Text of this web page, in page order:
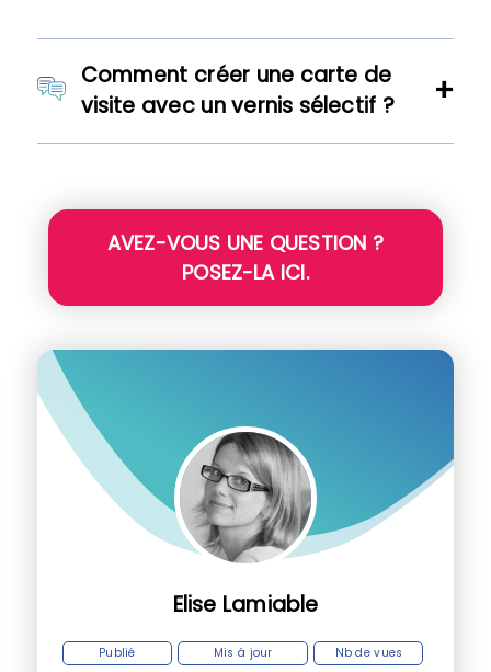
Comment créer une carte de
visite avec un vernis sélectif ?
AVEZ-VOUS UNE QUESTION ?
POSEZ-LA ICI.
Elise Lamiable
Publié Mis à jour Nb de vues